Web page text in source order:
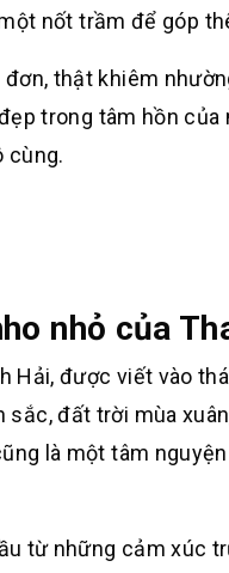
nốt trầm để góp
thật khiêm
trong tâm hồn
cùng.
nhỏ của
được viết vào
đất trời mùa
là một tâm
những cảm xúc